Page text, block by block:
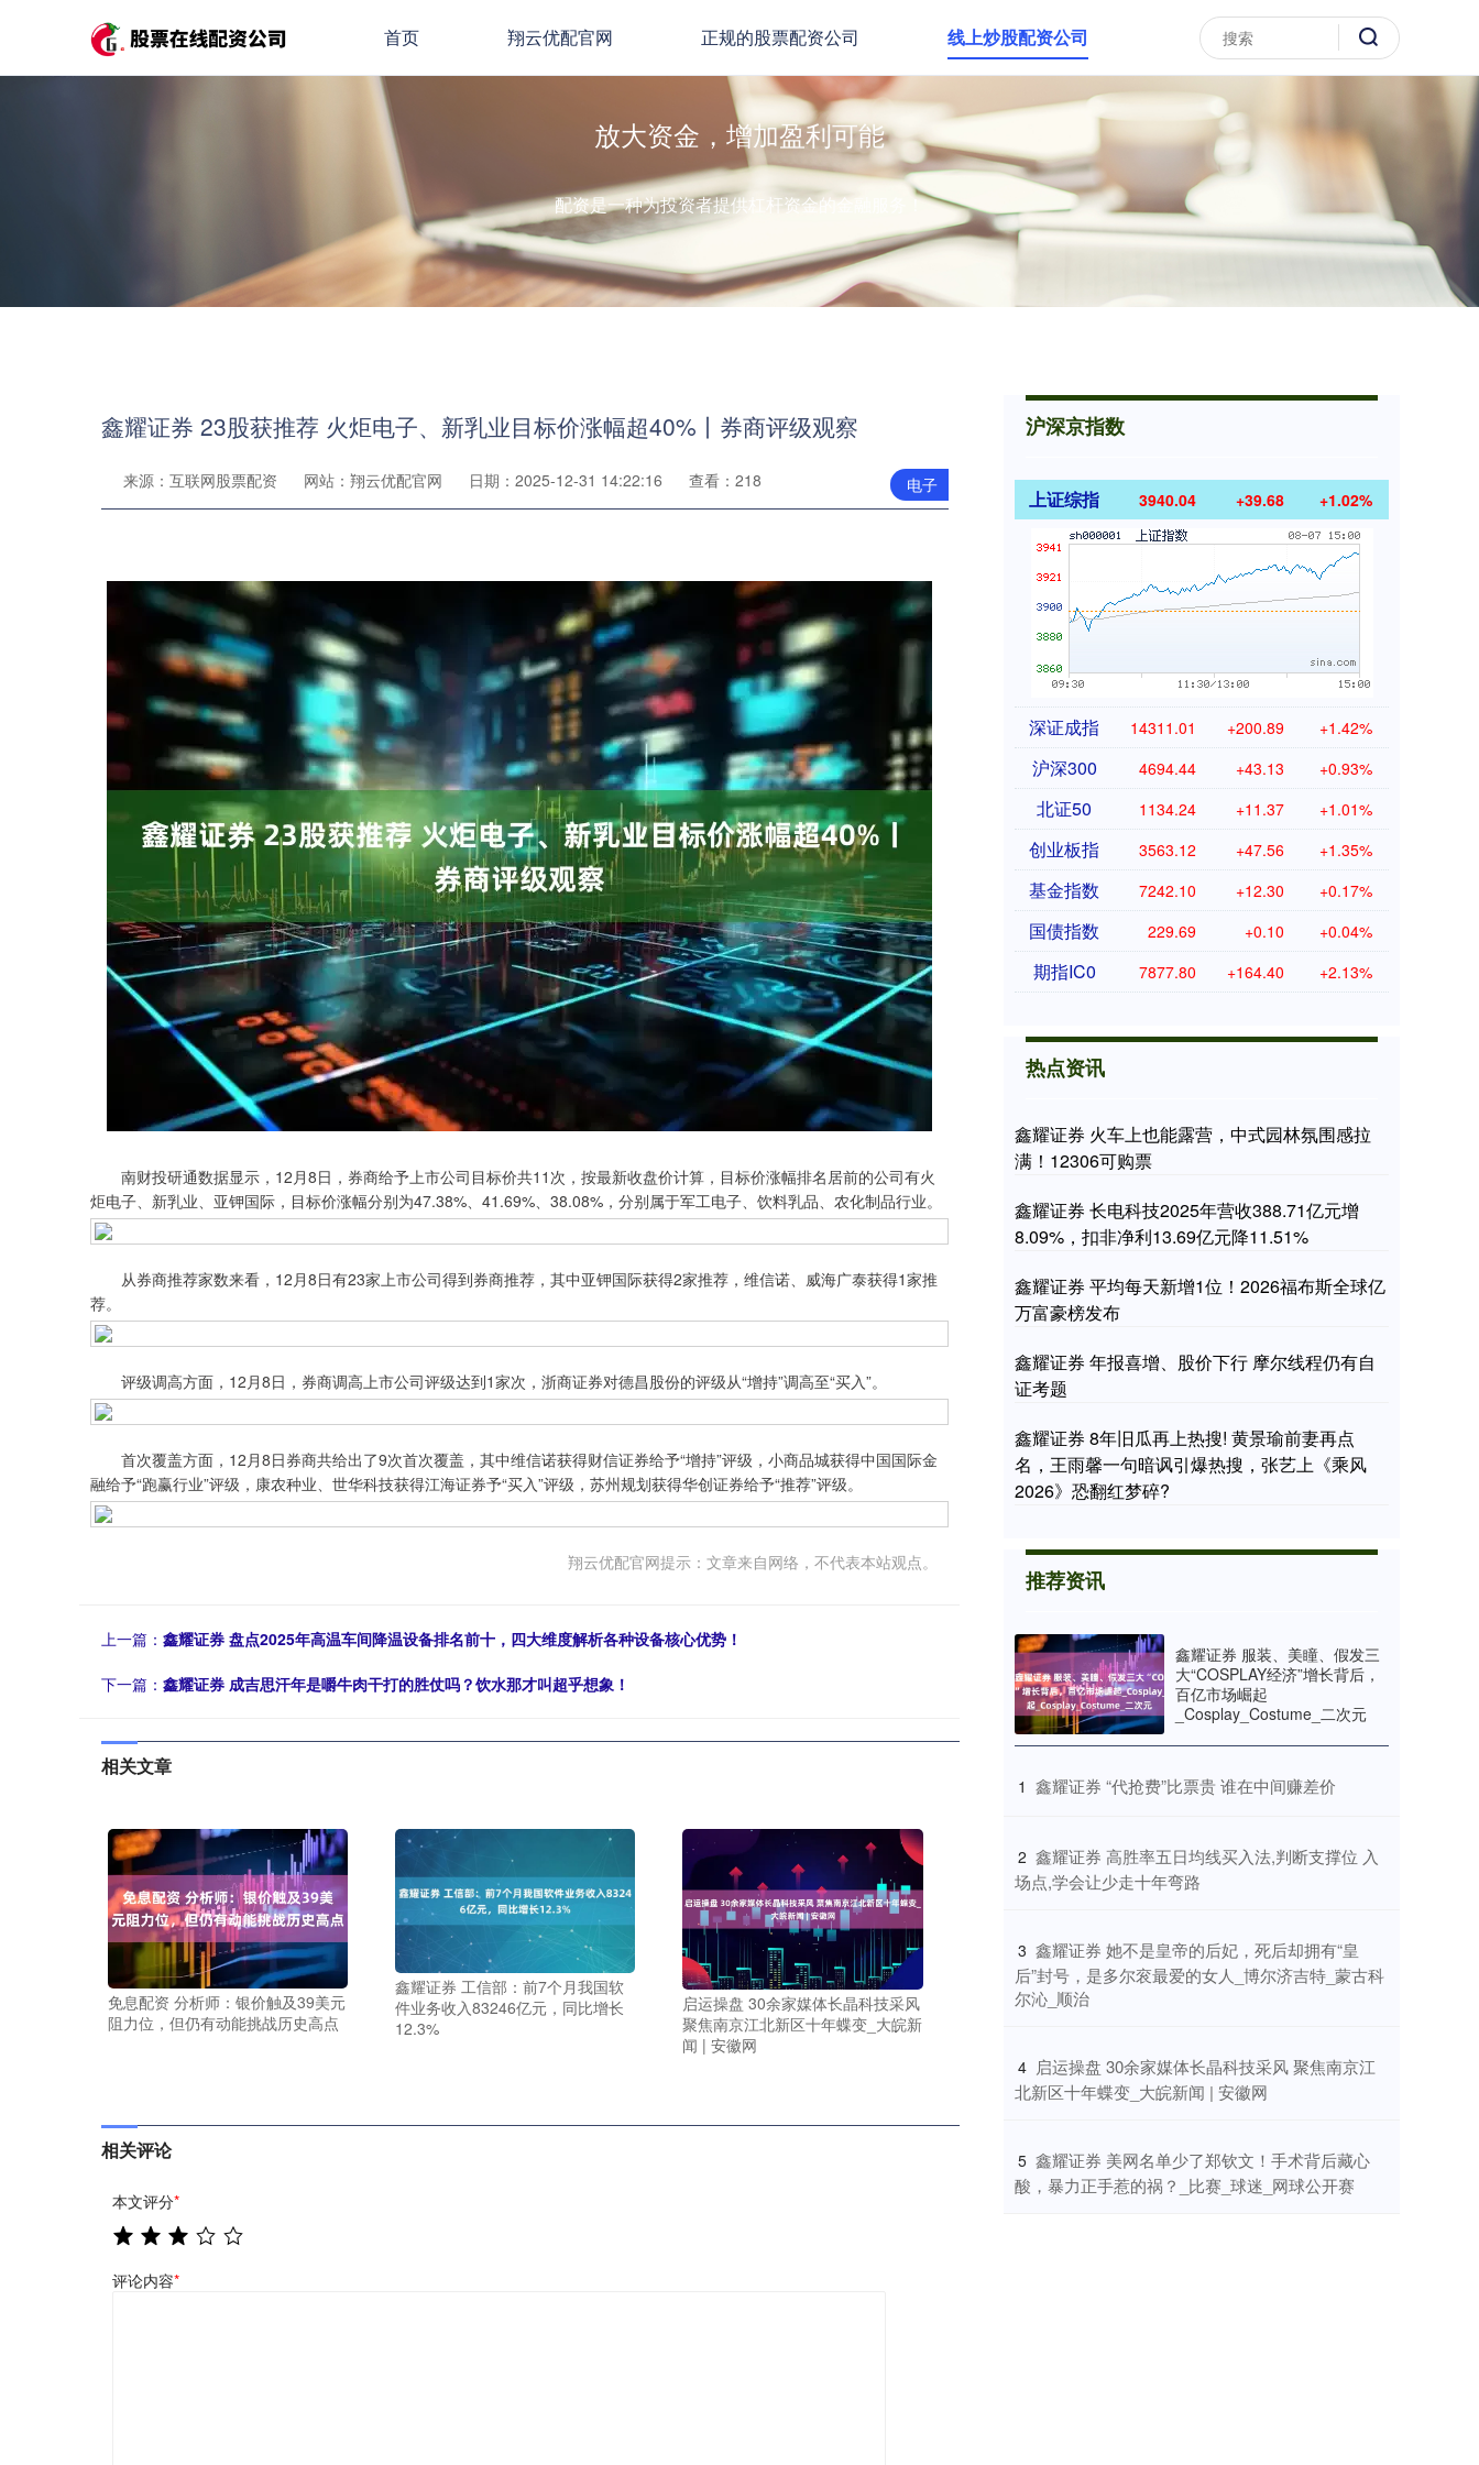
首页 翔云优配官网 正规的股票配资公司 线上炒股配资公司
放大资金，增加盈利可能
配资是一种为投资者提供杠杆资金的金融服务！
鑫耀证券 23股获推荐 火炬电子、新乳业目标价涨幅超40%丨券商评级观察
电子
来源：互联网股票配资 网站：翔云优配官网 日期：2025-12-31 14:22:16 查看：218
南财投研通数据显示，12月8日，券商给予上市公司目标价共11次，按最新收盘价计算，目标价涨幅排名居前的公司有火
炬电子、新乳业、亚钾国际，目标价涨幅分别为47.38%、41.69%、38.08%，分别属于军工电子、饮料乳品、农化制品行业。
从券商推荐家数来看，12月8日有23家上市公司得到券商推荐，其中亚钾国际获得2家推荐，维信诺、威海广泰获得1家推
荐。
评级调高方面，12月8日，券商调高上市公司评级达到1家次，浙商证券对德昌股份的评级从“增持”调高至“买入”。
首次覆盖方面，12月8日券商共给出了9次首次覆盖，其中维信诺获得财信证券给予“增持”评级，小商品城获得中国国际金
融给予“跑赢行业”评级，康农种业、世华科技获得江海证券予“买入”评级，苏州规划获得华创证券给予“推荐”评级。
翔云优配官网提示：文章来自网络，不代表本站观点。
上一篇： 鑫耀证券 盘点2025年高温车间降温设备排名前十，四大维度解析各种设备核心优势！
下一篇： 鑫耀证券 成吉思汗年是嚼牛肉干打的胜仗吗？饮水那才叫超乎想象！
相关文章
免息配资 分析师：银价触及39美元
阻力位，但仍有动能挑战历史高点
鑫耀证券 工信部：前7个月我国软
件业务收入83246亿元，同比增长
12.3%
启运操盘 30余家媒体长晶科技采风
聚焦南京江北新区十年蝶变_大皖新
闻 | 安徽网
相关评论
本文评分*
评论内容*
沪深京指数
上证综指 3940.04 +39.68 +1.02%
深证成指 14311.01 +200.89 +1.42%
沪深300 4694.44 +43.13 +0.93%
北证50 1134.24 +11.37 +1.01%
创业板指 3563.12 +47.56 +1.35%
基金指数 7242.10 +12.30 +0.17%
国债指数 229.69 +0.10 +0.04%
期指IC0 7877.80 +164.40 +2.13%
热点资讯
鑫耀证券 火车上也能露营，中式园林氛围感拉
满！12306可购票
鑫耀证券 长电科技2025年营收388.71亿元增
8.09%，扣非净利13.69亿元降11.51%
鑫耀证券 平均每天新增1位！2026福布斯全球亿
万富豪榜发布
鑫耀证券 年报喜增、股价下行 摩尔线程仍有自
证考题
鑫耀证券 8年旧瓜再上热搜! 黄景瑜前妻再点
名，王雨馨一句暗讽引爆热搜，张艺上《乘风
2026》恐翻红梦碎?
推荐资讯
鑫耀证券 服装、美瞳、假发三
大“COSPLAY经济”增长背后，
百亿市场崛起
_Cosplay_Costume_二次元
1 ​鑫耀证券 “代抢费”比票贵 谁在中间赚差价
2 ​鑫耀证券 高胜率五日均线买入法,判断支撑位 入
场点,学会让少走十年弯路
3 ​鑫耀证券 她不是皇帝的后妃，死后却拥有“皇
后”封号，是多尔衮最爱的女人_博尔济吉特_蒙古科
尔沁_顺治
4 ​启运操盘 30余家媒体长晶科技采风 聚焦南京江
北新区十年蝶变_大皖新闻 | 安徽网
5 ​鑫耀证券 美网名单少了郑钦文！手术背后藏心
酸，暴力正手惹的祸？_比赛_球迷_网球公开赛